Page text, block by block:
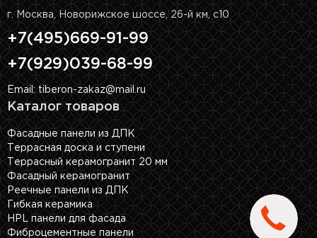
г. Москва, Новорижское шоссе, 26-й км, с10
+7(495)669-91-99
+7(929)039-68-99
Email: tiberon-zakaz@mail.ru
Каталог товаров
Фасадные панели из ДПК
Террасная доска и ступени
Террасный керамогранит 20 мм
Фасадный керамогранит
Реечные панели из ДПК
Гибкая керамика
HPL панели для фасада
Фиброцементные панели